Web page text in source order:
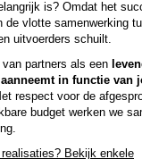
is? Omdat het
de vlotte samenwerking
uitvoerders schuilt.
partners als een
in functie van
respect voor de
budget werken we
Bekijk enkele